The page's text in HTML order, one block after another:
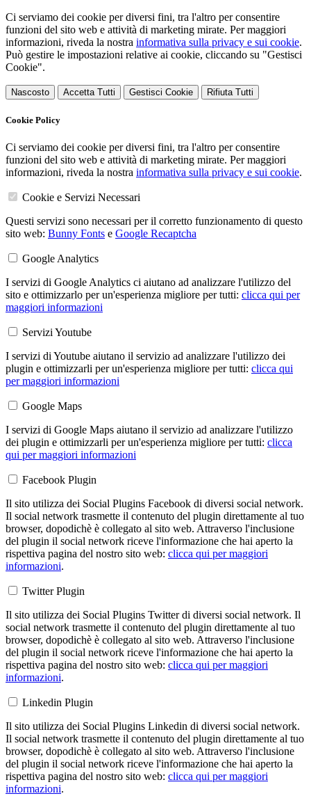
Ci serviamo dei cookie per diversi fini, tra l'altro per consentire
funzioni del sito web e attività di marketing mirate. Per maggiori
informazioni, riveda la nostra informativa sulla privacy e sui cookie.
Può gestire le impostazioni relative ai cookie, cliccando su "Gestisci
Cookie".
Nascosto Accetta Tutti Gestisci Cookie Rifiuta Tutti
Cookie Policy
Ci serviamo dei cookie per diversi fini, tra l'altro per consentire
funzioni del sito web e attività di marketing mirate. Per maggiori
informazioni, riveda la nostra informativa sulla privacy e sui cookie.
Cookie e Servizi Necessari
Questi servizi sono necessari per il corretto funzionamento di questo
sito web: Bunny Fonts e Google Recaptcha
Google Analytics
I servizi di Google Analytics ci aiutano ad analizzare l'utilizzo del
sito e ottimizzarlo per un'esperienza migliore per tutti: clicca qui per
maggiori informazioni
Servizi Youtube
I servizi di Youtube aiutano il servizio ad analizzare l'utilizzo dei
plugin e ottimizzarli per un'esperienza migliore per tutti: clicca qui
per maggiori informazioni
Google Maps
I servizi di Google Maps aiutano il servizio ad analizzare l'utilizzo
dei plugin e ottimizzarli per un'esperienza migliore per tutti: clicca
qui per maggiori informazioni
Facebook Plugin
Il sito utilizza dei Social Plugins Facebook di diversi social network.
Il social network trasmette il contenuto del plugin direttamente al tuo
browser, dopodichè è collegato al sito web. Attraverso l'inclusione
del plugin il social network riceve l'informazione che hai aperto la
rispettiva pagina del nostro sito web: clicca qui per maggiori
informazioni.
Twitter Plugin
Il sito utilizza dei Social Plugins Twitter di diversi social network. Il
social network trasmette il contenuto del plugin direttamente al tuo
browser, dopodichè è collegato al sito web. Attraverso l'inclusione
del plugin il social network riceve l'informazione che hai aperto la
rispettiva pagina del nostro sito web: clicca qui per maggiori
informazioni.
Linkedin Plugin
Il sito utilizza dei Social Plugins Linkedin di diversi social network.
Il social network trasmette il contenuto del plugin direttamente al tuo
browser, dopodichè è collegato al sito web. Attraverso l'inclusione
del plugin il social network riceve l'informazione che hai aperto la
rispettiva pagina del nostro sito web: clicca qui per maggiori
informazioni.